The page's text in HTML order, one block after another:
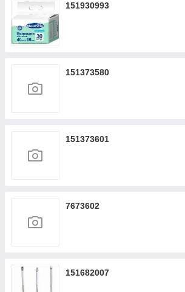
151930993
151373580
151373601
7673602
151682007